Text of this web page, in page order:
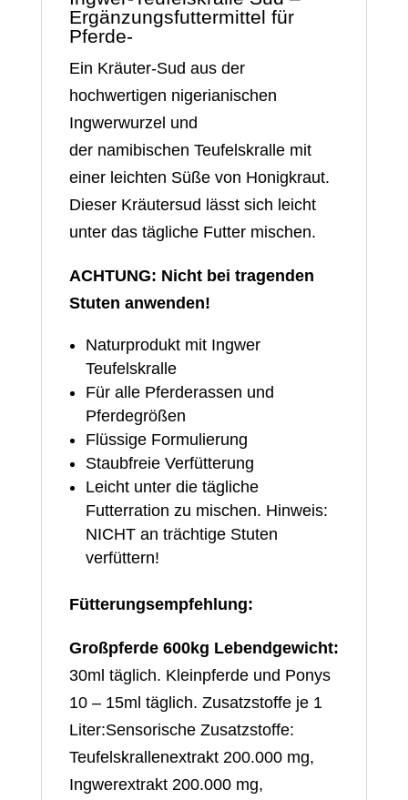
Ergänzungsfuttermittel für
Pferde-
Ein Kräuter-Sud aus der
hochwertigen nigerianischen
Ingwerwurzel und
der namibischen Teufelskralle mit
einer leichten Süße von Honigkraut.
Dieser Kräutersud lässt sich leicht
unter das tägliche Futter mischen.
ACHTUNG: Nicht bei tragenden
Stuten anwenden!
Naturprodukt mit Ingwer
Teufelskralle
Für alle Pferderassen und
Pferdegrößen
Flüssige Formulierung
Staubfreie Verfütterung
Leicht unter die tägliche
Futterration zu mischen. Hinweis:
NICHT an trächtige Stuten
verfüttern!
Fütterungsempfehlung:
Großpferde 600kg Lebendgewicht:
30ml täglich. Kleinpferde und Ponys
10 – 15ml täglich. Zusatzstoffe je 1
Liter:Sensorische Zusatzstoffe:
Teufelskrallenextrakt 200.000 mg,
Ingwerextrakt 200.000 mg,